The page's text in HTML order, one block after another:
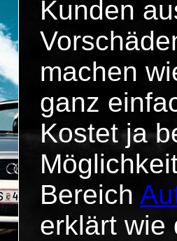
Kunden
machen
ganz
Kostet ja
Bereich
erklärt wie